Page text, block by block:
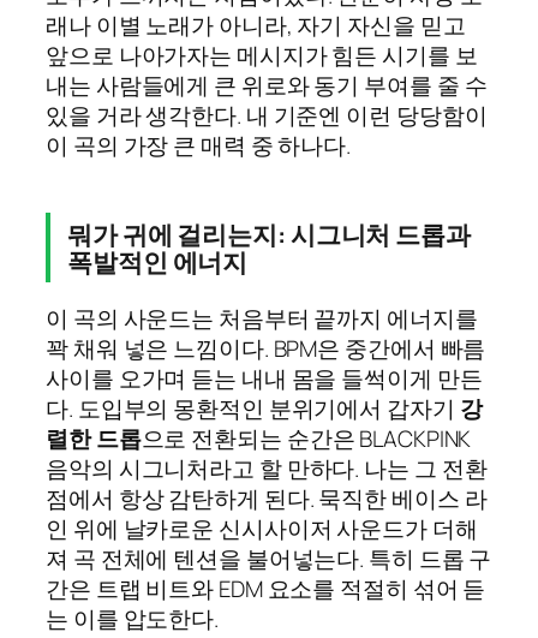
래나 이별 노래가 아니라, 자기 자신을 믿고
앞으로 나아가자는 메시지가 힘든 시기를 보
내는 사람들에게 큰 위로와 동기 부여를 줄 수
있을 거라 생각한다. 내 기준엔 이런 당당함이
이 곡의 가장 큰 매력 중 하나다.
뭐가 귀에 걸리는지: 시그니처 드롭과
폭발적인 에너지
이 곡의 사운드는 처음부터 끝까지 에너지를
꽉 채워 넣은 느낌이다. BPM은 중간에서 빠름
사이를 오가며 듣는 내내 몸을 들썩이게 만든
다. 도입부의 몽환적인 분위기에서 갑자기 강
렬한 드롭으로 전환되는 순간은 BLACKPINK
음악의 시그니처라고 할 만하다. 나는 그 전환
점에서 항상 감탄하게 된다. 묵직한 베이스 라
인 위에 날카로운 신시사이저 사운드가 더해
져 곡 전체에 텐션을 불어넣는다. 특히 드롭 구
간은 트랩 비트와 EDM 요소를 적절히 섞어 듣
는 이를 압도한다.